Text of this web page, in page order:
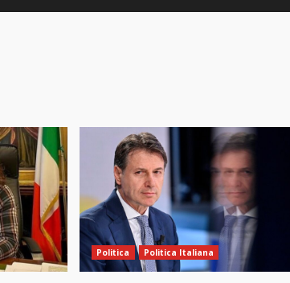
Politica Politica Italiana